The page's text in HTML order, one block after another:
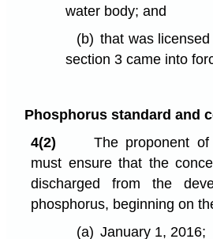
water body; and
(b) that was
section 3 came into
Phosphorus standard and
4(2)
The proponent
must ensure that the
discharged from the
phosphorus, beginning on
(a) January 1, 2016;